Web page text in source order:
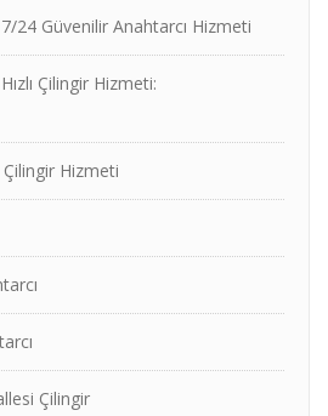
24 Güvenilir Anahtarcı Hizmeti
Çilingir Hizmeti:
Çilingir Hizmeti
Çilingir